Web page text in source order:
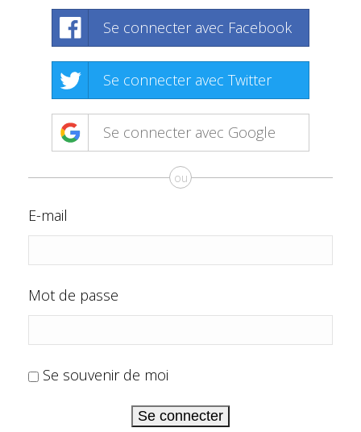
Se connecter avec Facebook
Se connecter avec Twitter
Se connecter avec Google
ou
E-mail
Mot de passe
Se souvenir de moi
Se connecter